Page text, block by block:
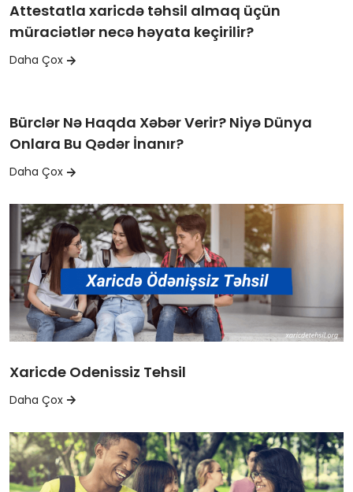
Attestatla xaricdə təhsil almaq üçün
müraciətlər necə həyata keçirilir?
Daha Çox
Bürclər Nə Haqda Xəbər Verir? Niyə Dünya
Onlara Bu Qədər İnanır?
Daha Çox
Xaricde Odenissiz Tehsil
Daha Çox